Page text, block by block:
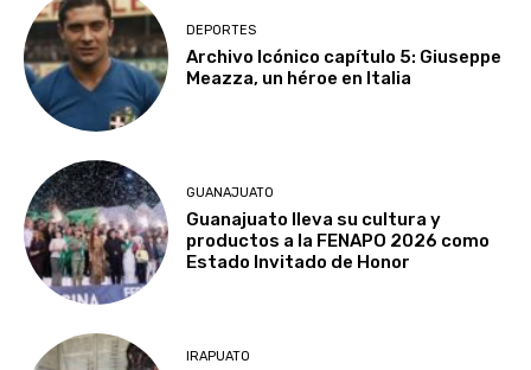
DEPORTES
Archivo Icónico capítulo 5: Giuseppe
Meazza, un héroe en Italia
GUANAJUATO
Guanajuato lleva su cultura y
productos a la FENAPO 2026 como
Estado Invitado de Honor
IRAPUATO